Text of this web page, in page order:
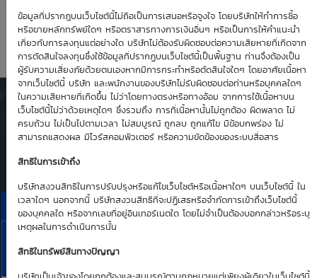
ข้อมูลที่ปรากฎบนเว็บไซต์นี้ไม่ถือเป็นการเสนอหรือจูงใจ โดยบริษัทให้ทำการซื้อ
หรือขายหลักทรัพย์ใดๆ หรือตราสารทางการเงินอื่นๆ หรือเป็นการให้คำแนะนำ
เกี่ยวกับการลงทุนแต่อย่างใด บริษัทไม่ต้องรับผิดชอบต่อความเสียหายที่เกิดจาก
การตัดสินใจลงทุนซึ่งใช้ข้อมูลที่ปรากฏบนเว็บไซต์นี้เป็นพื้นฐาน ท่านจึงต้องเป็น
ผู้รับความเสี่ยงภัยด้วยตนเองหากมีการกระทำหรือตัดสินใจใดๆ โดยอาศัยเนื้อหา
จากเว็บไซต์นี้ บริษัท และพนักงานของบริษัทไม่รับผิดชอบต่อท่านหรือบุคคลใดๆ
ในความเสียหายที่เกิดขึ้น ไม่ว่าโดยทางตรงหรือทางอ้อม จากการใช้เนื้อหาบน
เว็บไซต์นี้ไม่ว่าด้วยเหตุใดๆ ซึ่งรวมถึง การที่เนื้อหานั้นไม่ถูกต้อง ผิดพลาด ไม่
ครบถ้วน ไม่เป็นไปตามเวลา ไม่สมบูรณ์ ถูกลบ ถูกแก้ไข มีข้อบกพร่อง ไม่
สามารถแสดงผล มีไวรัสคอมพิวเตอร์ หรือความขัดข้องของระบบสื่อสาร
สิทธิในการเข้าถึง
บริษัทสงวนสิทธิในการปรับปรุงหรือแก้ไขเว็บไซต์หรือเนื้อหาใดๆ บนเว็บไซต์นี้ ใน
เวลาใดๆ นอกจากนี้ บริษัทสงวนสิทธิที่จะปฏิเสธหรือจำกัดการเข้าถึงเว็บไซต์นี้
ของบุคคลใด หรือจากเลขที่อยู่อินเทอร์เนตใด โดยไม่จำเป็นต้องบอกกล่าวหรือระบุ
เหตุผลในการดำเนินการนั้น
สิทธิในทรัพย์สินทางปัญญา
Time Decay
-1.15 %
TTM (days)
62
ตารางเสนอซื้อคืนเบื้องต้นของ
DW01*
ราคาเสนอซื้อคืนเบื้องต้นของ GPSC01C2611A
Bid | Offer
10
Aug
26